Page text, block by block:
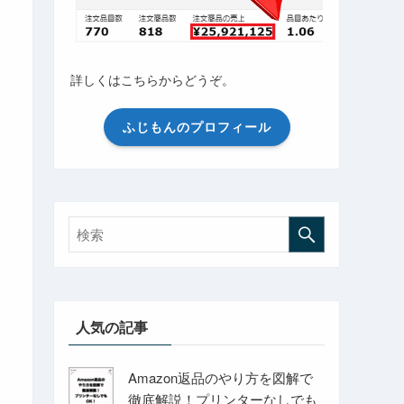
詳しくはこちらからどうぞ。
ふじもんのプロフィール
人気の記事
Amazon返品のやり方を図解で
徹底解説！プリンターなしでも